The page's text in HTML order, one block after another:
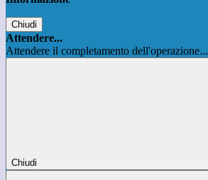
Chiudi
Attendere...
Attendere il completamento dell'operazione...
Chiudi